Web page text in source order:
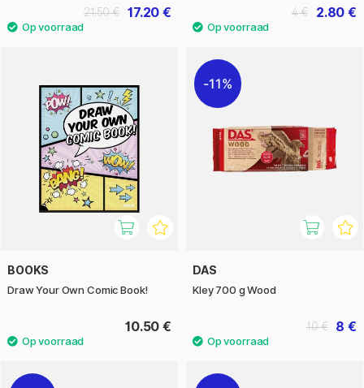
17.20 €
21.50 € 2.80 €
4 €
BOOKS
Draw Your Own Comic Book!
10.50 €
11%
DAS
Kley 700 g Wood
8 €
10 €